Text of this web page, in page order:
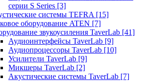
серии S Series [3]
системы TEFRA [15]
оборудование ATEN [7]
звукоусиления TaverLab [41]
Аудиоинтерфейсы TaverLab [9]
Аудиопроцессоры TaverLab [10]
Усилители TaverLab [9]
Микшеры TaverLab [2]
Акустические системы TaverLab [7]